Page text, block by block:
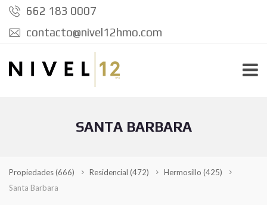
662 183 0007
contacto@nivel12hmo.com
SANTA BARBARA
Propiedades(666) Residencial (472) Hermosillo (425)
Santa Barbara